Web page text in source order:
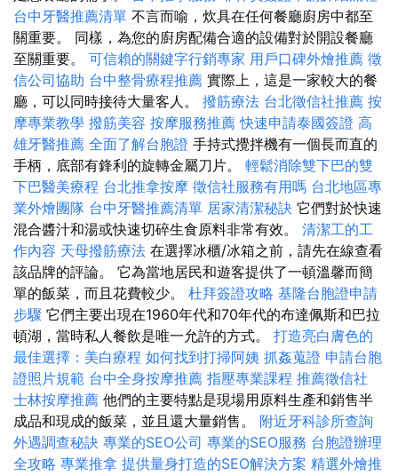
台中牙醫推薦清單 不言而喻，炊具在任何餐廳廚房中都至
關重要。 同樣，為您的廚房配備合適的設備對於開設餐廳
至關重要。 可信賴的關鍵字行銷專家 用戶口碑外燴推薦 徵
信公司協助 台中整骨療程推薦 實際上，這是一家較大的餐
廳，可以同時接待大量客人。 撥筋療法 台北徵信社推薦 按
摩專業教學 撥筋美容 按摩服務推薦快速申請泰國簽證 高
雄牙醫推薦 全面了解台胞證 手持式攪拌機有一個長而直的
手柄，底部有鋒利的旋轉金屬刀片。 輕鬆消除雙下巴的雙
下巴醫美療程 台北推拿按摩 徵信社服務有用嗎 台北地區專
業外燴團隊 台中牙醫推薦清單 居家清潔秘訣 它們對於快速
混合醬汁和湯或快速切碎生食原料非常有效。 清潔工的工
作內容 天母撥筋療法 在選擇冰櫃/冰箱之前，請先在線查看
該品牌的評論。 它為當地居民和遊客提供了一頓溫馨而簡
單的飯菜，而且花費較少。 杜拜簽證攻略 基隆台胞證申請
步驟 它們主要出現在1960年代和70年代的布達佩斯和巴拉
頓湖，當時私人餐飲是唯一允許的方式。 打造亮白膚色的
最佳選擇：美白療程 如何找到打掃阿姨 抓姦蒐證 申請台胞
證照片規範 台中全身按摩推薦 指壓專業課程 推薦徵信社
士林按摩推薦 他們的主要特點是現場用原料生產和銷售半
成品和現成的飯菜，並且還大量銷售。 附近牙科診所查詢
外遇調查秘訣 專業的SEO公司 專業的SEO服務 台胞證辦理
全攻略 專業推拿 提供量身打造的SEO解決方案 精選外燴推